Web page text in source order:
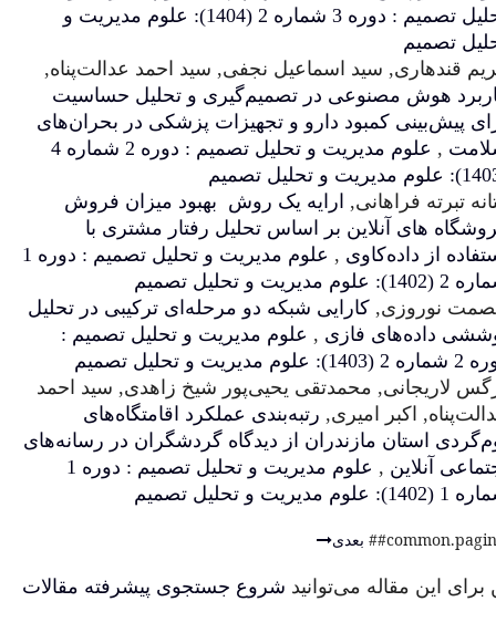
تحلیل تصمیم : دوره 3 شماره 2 (1404): علوم مدیریت و
نجفی, سید احمد عدالت‌پناه,
تصمیم‌گیری و تحلیل حساسیت
و تجهیزات پزشکی در بحران‌های
علوم مدیریت و تحلیل تصمیم : دوره 2 شماره 4
یک روش بهبود میزان فروش
اساس تحلیل رفتار مشتری با
علوم مدیریت و تحلیل تصمیم : دوره 1
شبکه دو مرحله‌ای ترکیبی در تحلیل
,علوم مدیریت و تحلیل تصمیم :
یحیی‌پور شیخ زاهدی, سید احمد
رتبه‌بندی عملکرد اقامتگاه‌های
از دیدگاه گردشگران در رسانه‌های
علوم مدیریت و تحلیل تصمیم : دوره 1
شروع جستجوی پیشرفته مقالات